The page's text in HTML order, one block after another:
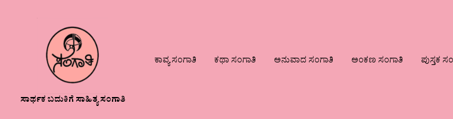
ಸಾರ್ಥಕ ಬದುಕಿಗೆ ಸಾಹಿತ್ಯ ಸಂಗಾತಿ
ಕಾವ್ಯ ಸಂಗಾತಿ ಕಥಾ ಸಂಗಾತಿ ಅನುವಾದ ಸಂಗಾತಿ ಅಂಕಣ ಸಂಗಾತಿ ಪುಸ್ತಕ